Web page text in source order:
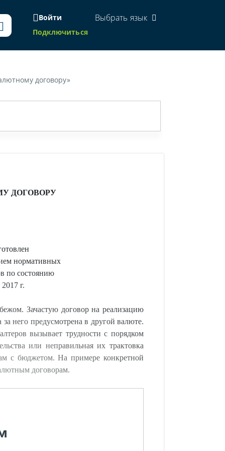
Войти
Подключиться
Выбрать язык
договору»
ДОГОВОРУ
нормативных
по состоянию
г.
Зачастую договор на реализацию
за него предусмотрена в другой валюте.
вызывает трудности с порядком
или неправильная их трактовка
с бюджетом. На примере конкретной
договорам.